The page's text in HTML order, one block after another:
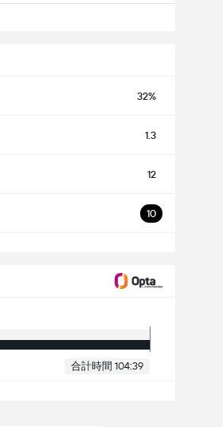
32%
1.3
12
10
合計時間 104:39